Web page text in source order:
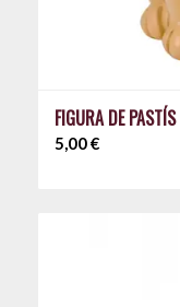
FIGURA DE
5,00€